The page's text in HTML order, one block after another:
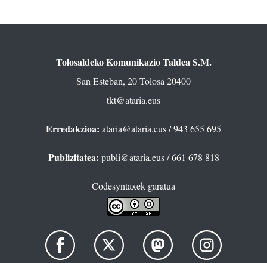
Tolosaldeko Komunikazio Taldea S.M.
San Esteban, 20 Tolosa 20400
tkt@ataria.eus
Erredakzioa: ataria@ataria.eus/ 943 655 695
Publizitatea: publi@ataria.eus/ 661 678 818
Codesyntaxek garatua